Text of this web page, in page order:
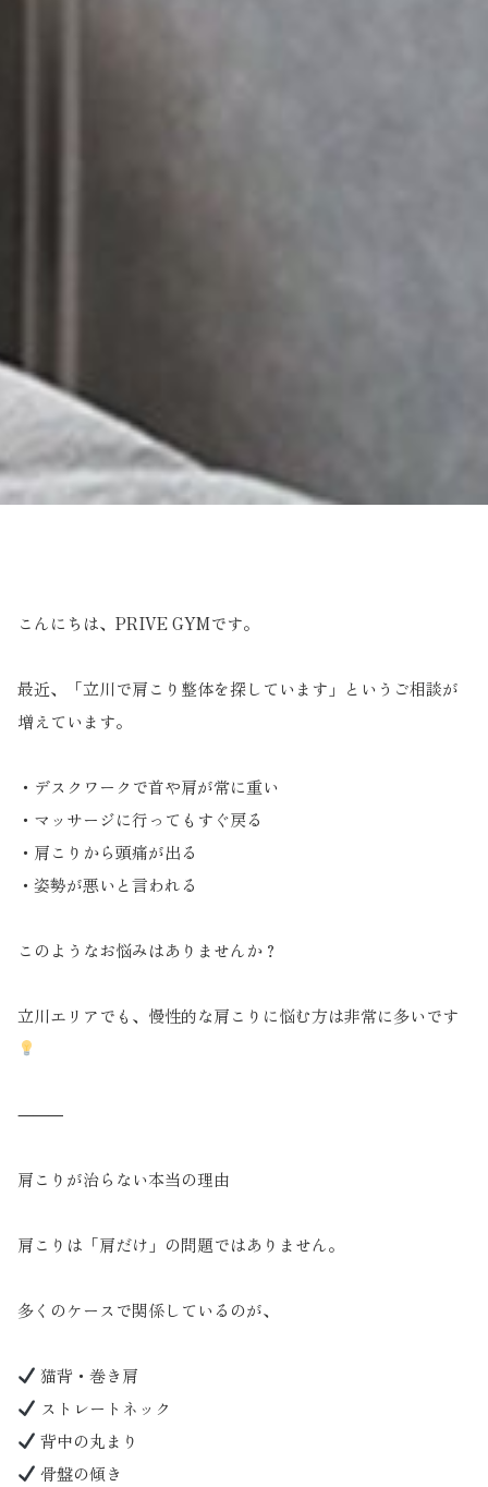
こんにちは、PRIVE GYMです。
最近、「立川で肩こり整体を探しています」というご相談が
増えています。
・デスクワークで首や肩が常に重い
・マッサージに行ってもすぐ戻る
・肩こりから頭痛が出る
・姿勢が悪いと言われる
このようなお悩みはありませんか？
立川エリアでも、慢性的な肩こりに悩む方は非常に多いです
⸻
肩こりが治らない本当の理由
肩こりは「肩だけ」の問題ではありません。
多くのケースで関係しているのが、
猫背・巻き肩
ストレートネック
背中の丸まり
骨盤の傾き